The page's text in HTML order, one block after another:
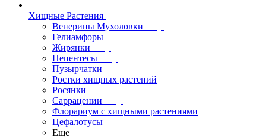
Хищные Растения
Венерины Мухоловки
Гелиамфоры
Жирянки
Непентесы
Пузырчатки
Ростки хищных растений
Росянки
Саррацении
Флорариум с хищными растениями
Цефалотусы
Еще